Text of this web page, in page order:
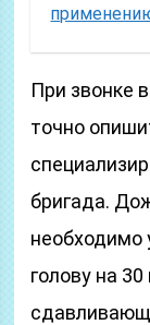
При звонке
точно
бригада.
необходимо
голову на